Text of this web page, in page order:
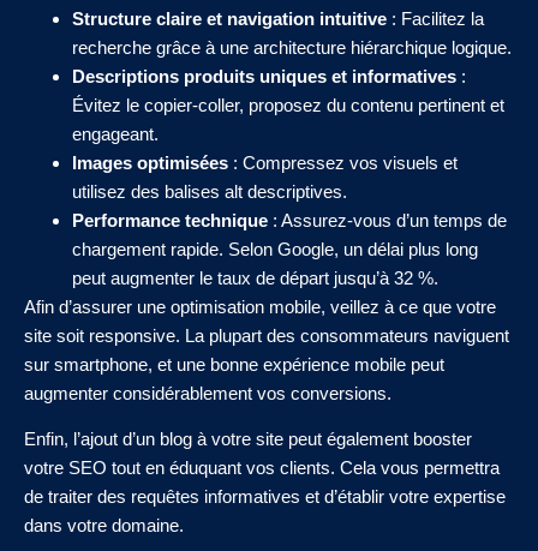
Structure claire et navigation intuitive : Facilitez la
recherche grâce à une architecture hiérarchique logique.
Descriptions produits uniques et informatives :
Évitez le copier-coller, proposez du contenu pertinent et
engageant.
Images optimisées : Compressez vos visuels et
utilisez des balises alt descriptives.
Performance technique : Assurez-vous d’un temps de
chargement rapide. Selon Google, un délai plus long
peut augmenter le taux de départ jusqu’à 32 %.
Afin d’assurer une optimisation mobile, veillez à ce que votre
site soit responsive. La plupart des consommateurs naviguent
sur smartphone, et une bonne expérience mobile peut
augmenter considérablement vos conversions.
Enfin, l’ajout d’un blog à votre site peut également booster
votre SEO tout en éduquant vos clients. Cela vous permettra
de traiter des requêtes informatives et d’établir votre expertise
dans votre domaine.